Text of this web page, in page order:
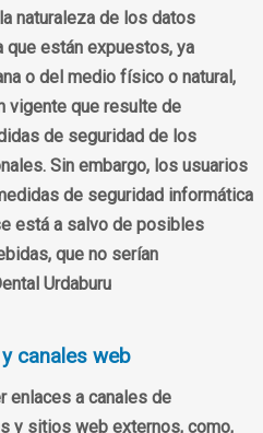
naturaleza de los datos
están expuestos, ya
o del medio físico o natural,
vigente que resulte de
de seguridad de los
Sin embargo, los usuarios
de seguridad informática
está a salvo de posibles
que no serían
Urdaburu
canales web
enlaces a canales de
y sitios web externos, como,